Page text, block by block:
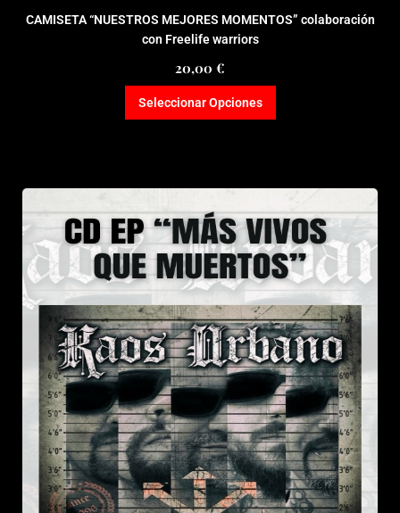
CAMISETA “NUESTROS MEJORES MOMENTOS” colaboración
con Freelife warriors
20,00 €
Seleccionar Opciones